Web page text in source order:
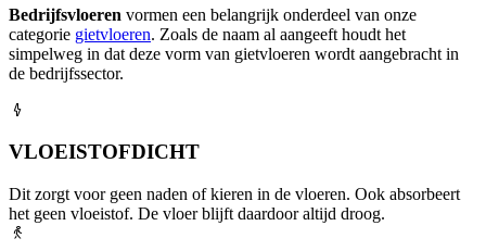
Bedrijfsvloeren vormen een belangrijk onderdeel van onze
categorie gietvloeren. Zoals de naam al aangeeft houdt het
simpelweg in dat deze vorm van gietvloeren wordt aangebracht in
de bedrijfssector.
VLOEISTOFDICHT
Dit zorgt voor geen naden of kieren in de vloeren. Ook absorbeert
het geen vloeistof. De vloer blijft daardoor altijd droog.